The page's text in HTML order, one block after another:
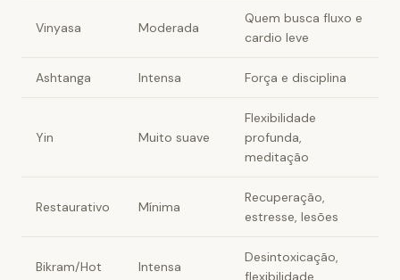
Vinyasa Moderada
Quem busca fluxo e
cardio leve
Ashtanga Intensa Força e disciplina
Yin Muito suave
Flexibilidade
profunda,
meditação
Restaurativo Mínima
Recuperação,
estresse, lesões
Bikram/Hot Intensa
Desintoxicação,
flexibilidade